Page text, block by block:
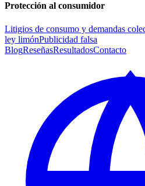
Protección al consumidor
Litigios de consumo y demandas
ley limónPublicidad falsa
BlogReseñasResultadosContacto